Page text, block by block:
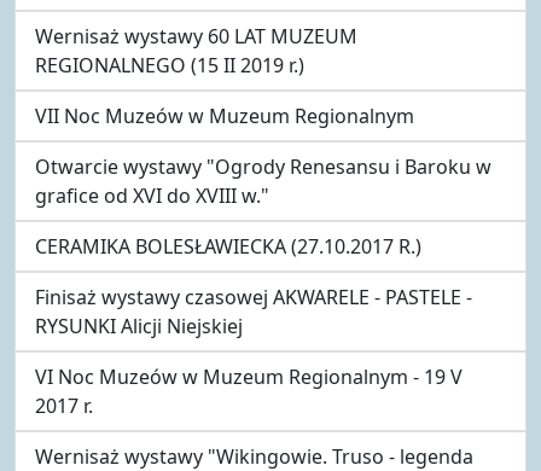
Wernisaż wystawy 60 LAT MUZEUM
REGIONALNEGO (15 II 2019 r.)
VII Noc Muzeów w Muzeum Regionalnym
Otwarcie wystawy "Ogrody Renesansu i Baroku w
grafice od XVI do XVIII w."
CERAMIKA BOLESŁAWIECKA (27.10.2017 R.)
Finisaż wystawy czasowej AKWARELE - PASTELE -
RYSUNKI Alicji Niejskiej
VI Noc Muzeów w Muzeum Regionalnym - 19 V
2017 r.
Wernisaż wystawy "Wikingowie. Truso - legenda